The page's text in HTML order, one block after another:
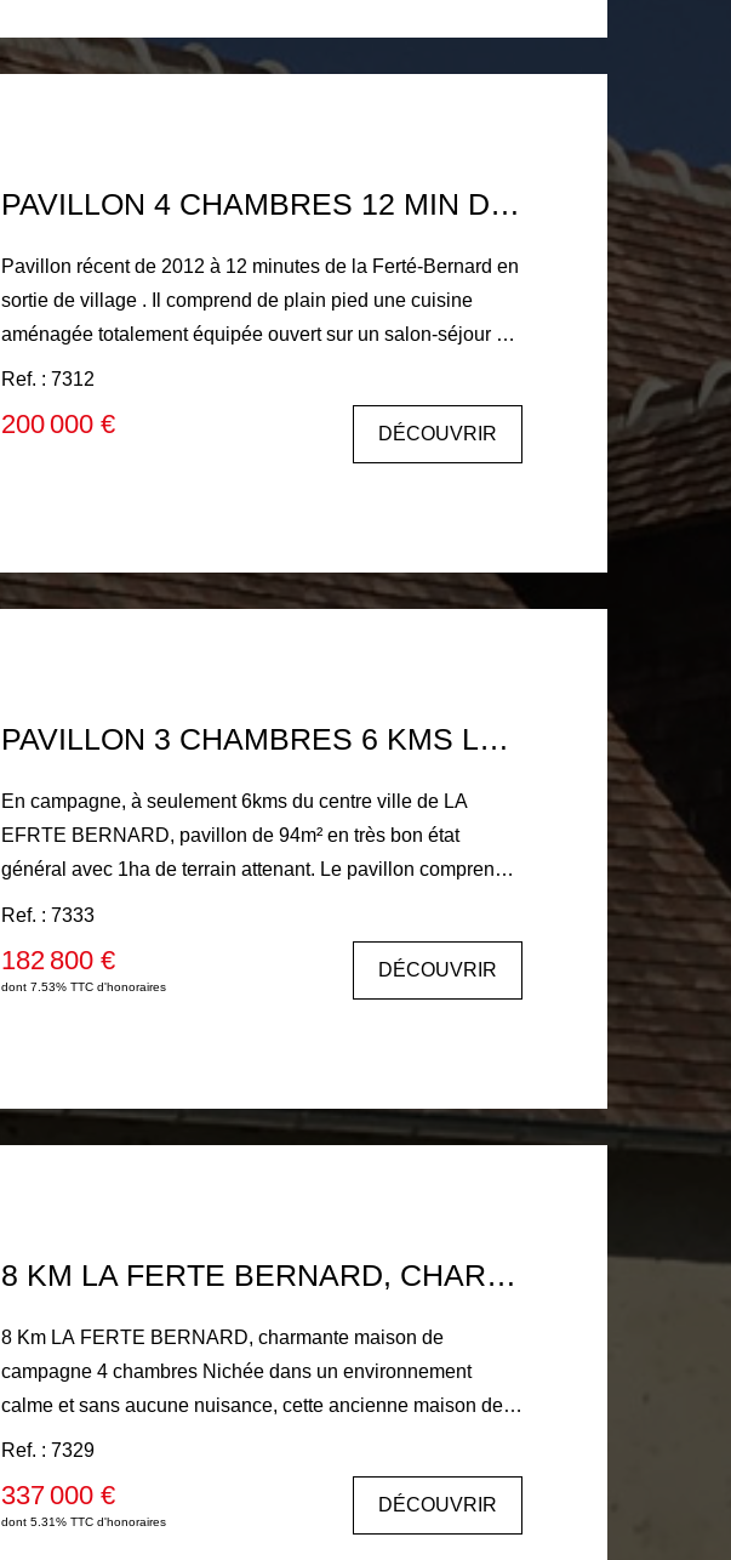
individuel conforme, menuiseries PVC double vitrage, volets
roulants. Grand garage carrelé de 58m² avec wc, point d'eau
FERTE BERNARD !
PAVILLON 4 CHAMBRES 12 MIN DE LA FERTÉ-BERNARD
Pavillon récent de 2012 à 12 minutes de la Ferté-Bernard en
sortie de village . Il comprend de plain pied une cuisine
aménagée totalement équipée ouvert sur un salon-séjour de
33 m2, deux chambres, une salle d'eau récente. A l'étage
deux grandes chambres. Garage et grenier sur le dessus.
Jolie jardin sans vis à vis avec vue campagne de 3000 m2
environ avec terrasse, cour intérieur et appentis chauffage
Ref. : 7312
200 000 € DÉCOUVRIR
PAVILLON 3 CHAMBRES 6 KMS LA FERTE BERNARD 1HA DE TERRAIN
En campagne, à seulement 6kms du centre ville de LA
EFRTE BERNARD, pavillon de 94m² en très bon état
général avec 1ha de terrain attenant. Le pavillon comprend
une entrée, une cuisine aménagée équipée, un salon-séjour
avec poêle à granulés, une chambre, une salle d'eau. En
demi palier deux chambres. Garage, buanderie. Menuiseries
PVC double vitrage volets roulants électrique.
s'impose !
Ref. : 7333
182 800 €
dont 7.53% TTC d'honoraires
DÉCOUVRIR
8 KM LA FERTE BERNARD, CHARMANTE MAISON DE CAMPAGNE 4 CHAMBRES
8 Km LA FERTE BERNARD, charmante maison de
campagne 4 chambres Nichée dans un environnement
calme et sans aucune nuisance, cette ancienne maison de
campagne entièrement restaurée offre 199 m² habitables et
séduira les amoureux de la nature à la recherche de
volumes généreux et de confort. Au rez-de-chaussée, vous
découvrirez une cuisine aménagée et équipée, ouverte sur
Ref. : 7329
337 000 €
dont 5.31% TTC d'honoraires
DÉCOUVRIR